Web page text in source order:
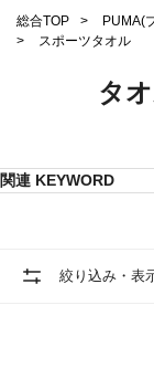
総合TOP > PUMA(
>
スポーツタオル
タ
関連 KEYWORD
絞り込み・表